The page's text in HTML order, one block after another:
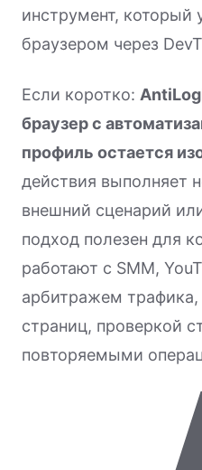
инструмент, который
браузером через
Если коротко:
браузер с
профиль остается
действия выполняет
внешний сценарий
подход полезен для
работают с SMM,
арбитражем
страниц, проверкой
повторяемыми